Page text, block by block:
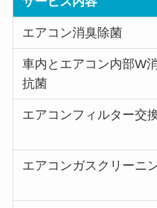
エアコン消臭除菌
車内とエアコン内部W
抗菌
エアコンフィルター交
エアコンガスクリーニ